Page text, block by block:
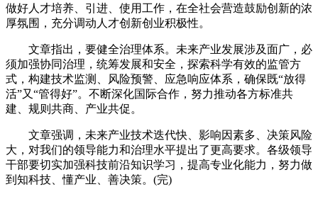
做好人才培养、引进、使用工作，在全社会营造鼓励创新的浓
厚氛围，充分调动人才创新创业积极性。
文章指出，要健全治理体系。未来产业发展涉及面广，必
须加强协同治理，统筹发展和安全，探索科学有效的监管方
式，构建技术监测、风险预警、应急响应体系，确保既“放得
活”又“管得好”。不断深化国际合作，努力推动各方标准共
建、规则共商、产业共促。
文章强调，未来产业技术迭代快、影响因素多、决策风险
大，对我们的领导能力和治理水平提出了更高要求。各级领导
干部要切实加强科技前沿知识学习，提高专业化能力，努力做
到知科技、懂产业、善决策。(完)